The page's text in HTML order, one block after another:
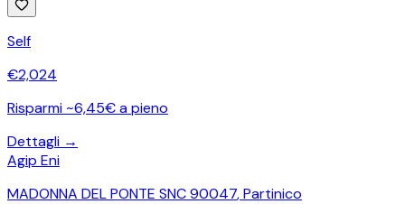
Self
€2,024
Risparmi ~6,45€ a pieno
Dettagli →
Agip Eni
MADONNA DEL PONTE SNC 90047,Partinico